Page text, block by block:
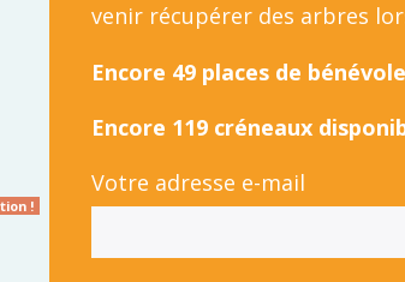
!
venir récupérer des arbres
Encore 49 places de
Encore 119 créneaux
Votre adresse e-mail